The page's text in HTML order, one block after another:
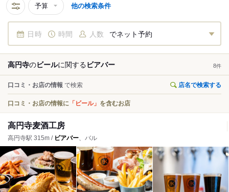
予算 他の検索条件
日時 時間 人数 でネット予約
高円寺のビールに関するビアバー 8件
口コミ・お店の情報 で検索 店名で検索する
口コミ・お店の情報に 「ビール」 を含むお店
高円寺麦酒工房
高円寺駅 315m / ビアバー、バル